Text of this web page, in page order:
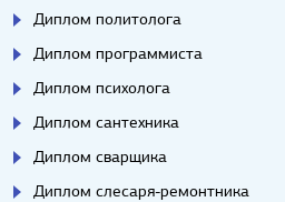
Диплом политолога
Диплом программиста
Диплом психолога
Диплом сантехника
Диплом сварщика
Диплом слесаря-ремонтника